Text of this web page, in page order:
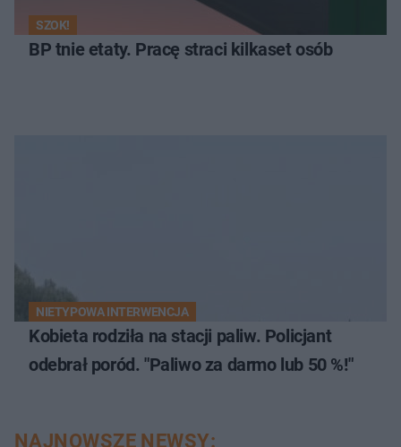
SZOK!
BP tnie etaty. Pracę straci kilkaset osób
NIETYPOWA INTERWENCJA
Kobieta rodziła na stacji paliw. Policjant
odebrał poród. "Paliwo za darmo lub 50 %!"
NAJNOWSZE NEWSY: